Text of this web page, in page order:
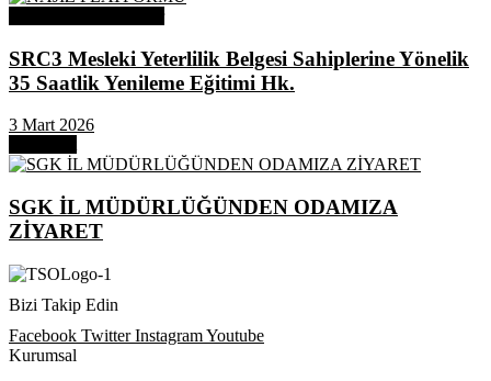
SRC3 Mesleki Yeterlilik Belgesi Sahiplerine Yönelik
35 Saatlik Yenileme Eğitimi Hk.
3 Mart 2026
SGK İL MÜDÜRLÜĞÜNDEN ODAMIZA
ZİYARET
Bizi Takip Edin
Facebook Twitter InstagramYoutube
Kurumsal